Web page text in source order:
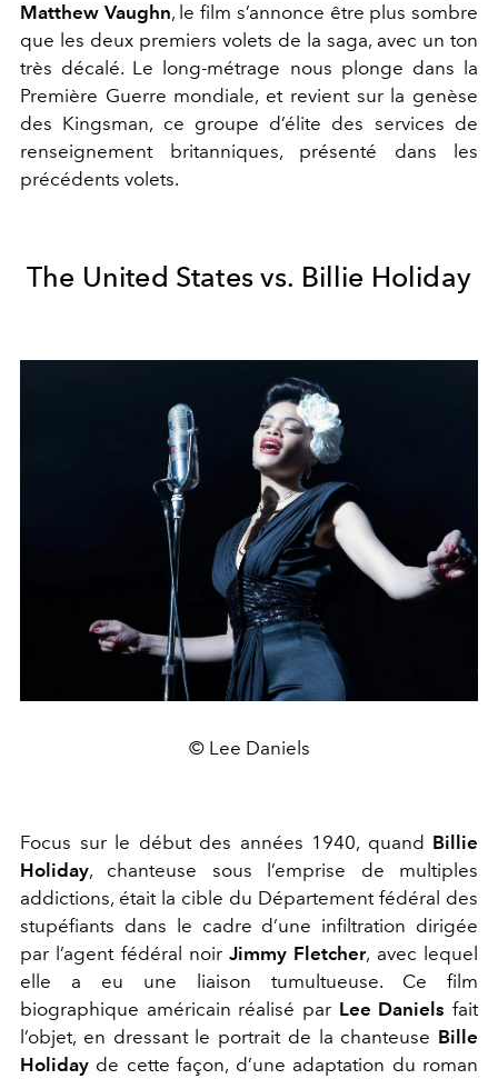
Matthew Vaughn, le film s’annonce être plus sombre
que les deux premiers volets de la saga, avec un ton
très décalé. Le long-métrage nous plonge dans la
Première Guerre mondiale, et revient sur la genèse
des Kingsman, ce groupe d’élite des services de
renseignement britanniques, présenté dans les
précédents volets.
The United States vs. Billie Holiday
© Lee Daniels
Focus sur le début des années 1940, quand Billie
Holiday, chanteuse sous l’emprise de multiples
addictions, était la cible du Département fédéral des
stupéfiants dans le cadre d’une infiltration dirigée
par l’agent fédéral noirJimmy Fletcher, avec lequel
elle a eu une liaison tumultueuse. Ce film
biographique américain réalisé par Lee Daniels fait
l’objet, en dressant le portrait de la chanteuse Bille
Holiday de cette façon, d’une adaptation du roman